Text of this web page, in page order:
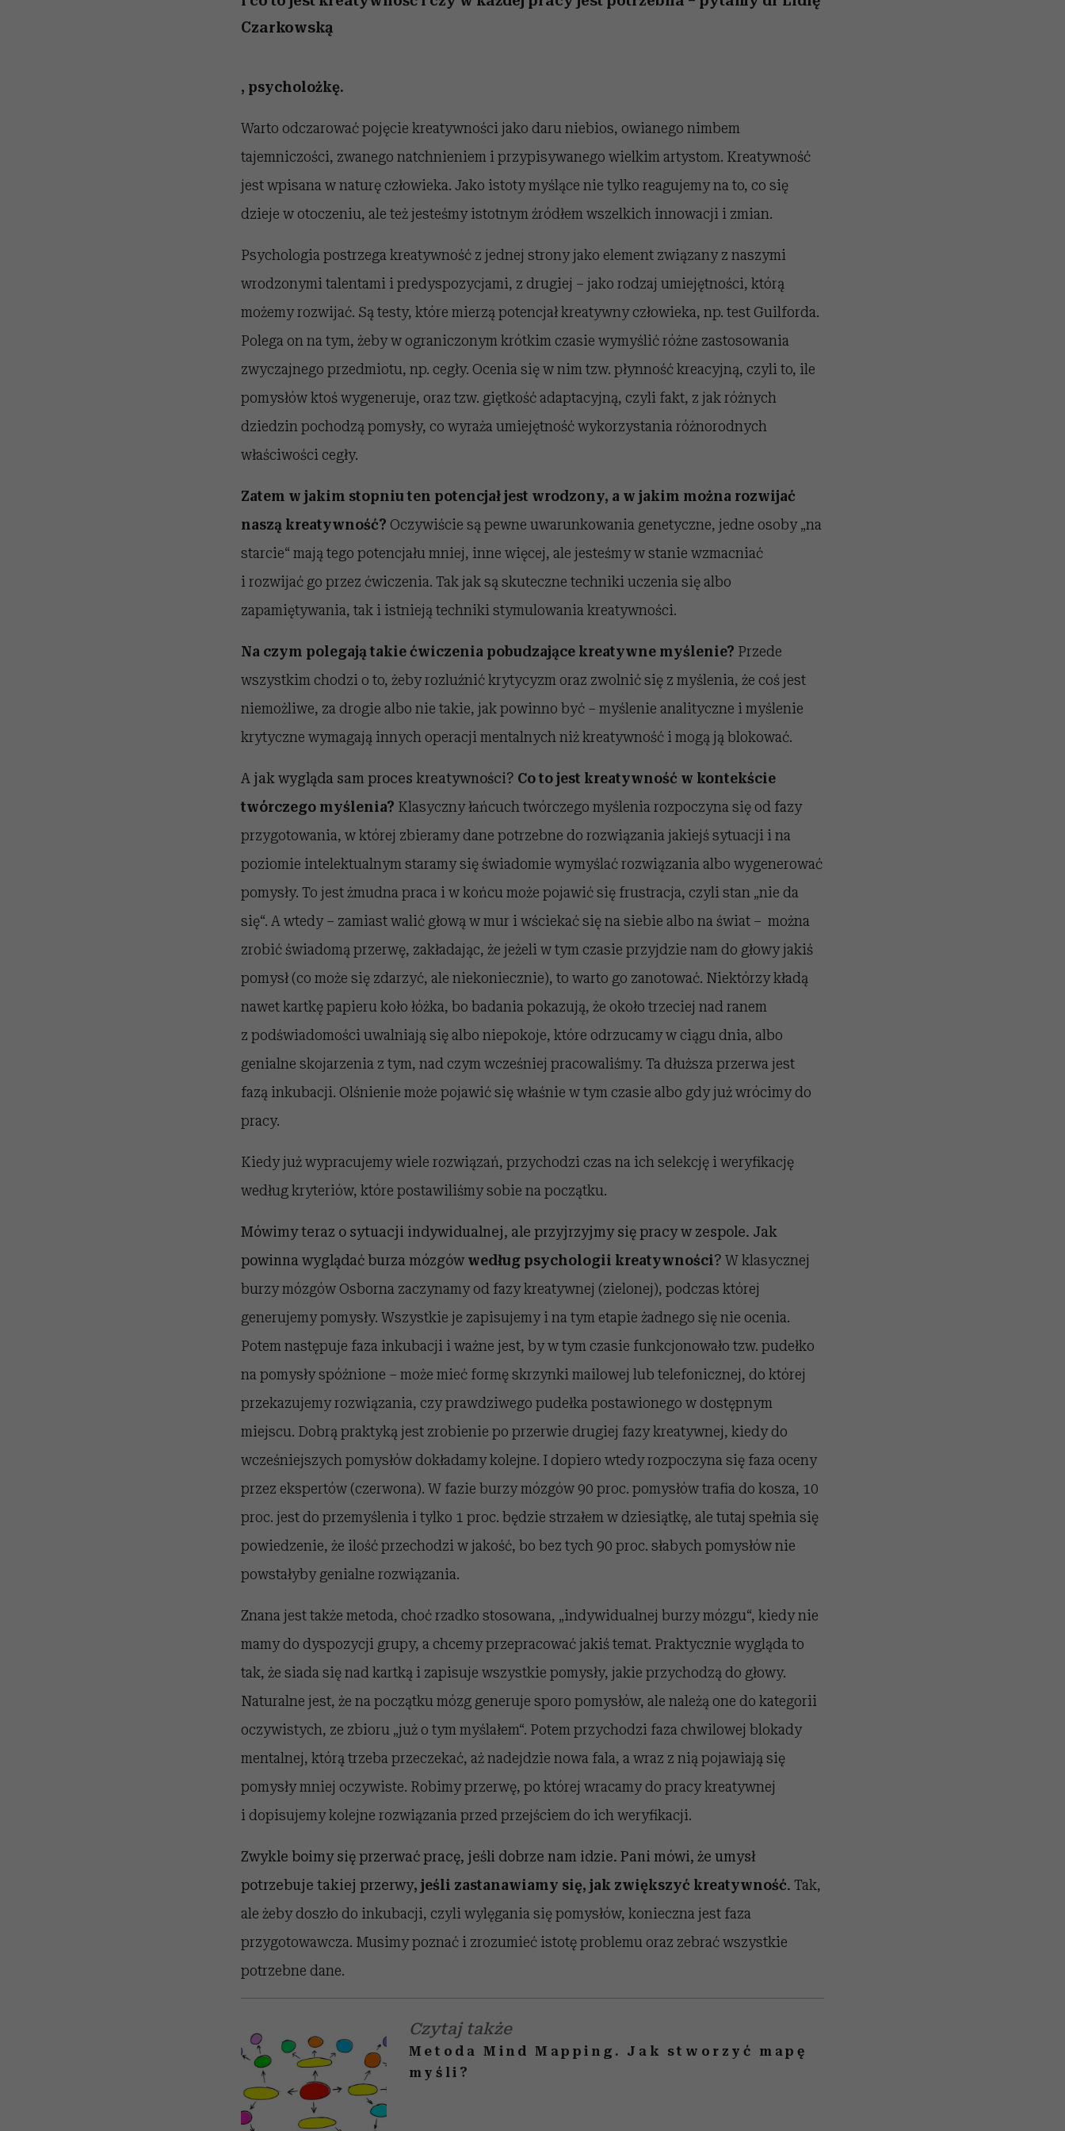
Czarkowską
, psycholożkę.
Warto odczarować pojęcie kreatywności jako daru niebios, owianego nimbem
tajemniczości, zwanego natchnieniem i przypisywanego wielkim artystom. Kreatywność
jest wpisana w naturę człowieka. Jako istoty myślące nie tylko reagujemy na to, co się
dzieje w otoczeniu, ale też jesteśmy istotnym źródłem wszelkich innowacji i zmian.
Psychologia postrzega kreatywność z jednej strony jako element związany z naszymi
wrodzonymi talentami i predyspozycjami, z drugiej – jako rodzaj umiejętności, którą
możemy rozwijać. Są testy, które mierzą potencjał kreatywny człowieka, np. test Guilforda.
Polega on na tym, żeby w ograniczonym krótkim czasie wymyślić różne zastosowania
zwyczajnego przedmiotu, np. cegły. Ocenia się w nim tzw. płynność kreacyjną, czyli to, ile
pomysłów ktoś wygeneruje, oraz tzw. giętkość adaptacyjną, czyli fakt, z jak różnych
dziedzin pochodzą pomysły, co wyraża umiejętność wykorzystania różnorodnych
właściwości cegły.
Zatem w jakim stopniu ten potencjał jest wrodzony, a w jakim można rozwijać
naszą kreatywność? Oczywiście są pewne uwarunkowania genetyczne, jedne osoby „na
starcie“ mają tego potencjału mniej, inne więcej, ale jesteśmy w stanie wzmacniać
i rozwijać go przez ćwiczenia. Tak jak są skuteczne techniki uczenia się albo
zapamiętywania, tak i istnieją techniki stymulowania kreatywności.
Na czym polegają takie ćwiczenia pobudzające kreatywne myślenie? Przede
wszystkim chodzi o to, żeby rozluźnić krytycyzm oraz zwolnić się z myślenia, że coś jest
niemożliwe, za drogie albo nie takie, jak powinno być – myślenie analityczne i myślenie
krytyczne wymagają innych operacji mentalnych niż kreatywność i mogą ją blokować.
A jak wygląda sam proces kreatywności? Co to jest kreatywność w kontekście
twórczego myślenia? Klasyczny łańcuch twórczego myślenia rozpoczyna się od fazy
przygotowania, w której zbieramy dane potrzebne do rozwiązania jakiejś sytuacji i na
poziomie intelektualnym staramy się świadomie wymyślać rozwiązania albo wygenerować
pomysły. To jest żmudna praca i w końcu może pojawić się frustracja, czyli stan „nie da
się“. A wtedy – zamiast walić głową w mur i wściekać się na siebie albo na świat – można
zrobić świadomą przerwę, zakładając, że jeżeli w tym czasie przyjdzie nam do głowy jakiś
pomysł (co może się zdarzyć, ale niekoniecznie), to warto go zanotować. Niektórzy kładą
nawet kartkę papieru koło łóżka, bo badania pokazują, że około trzeciej nad ranem
z podświadomości uwalniają się albo niepokoje, które odrzucamy w ciągu dnia, albo
genialne skojarzenia z tym, nad czym wcześniej pracowaliśmy. Ta dłuższa przerwa jest
fazą inkubacji. Olśnienie może pojawić się właśnie w tym czasie albo gdy już wrócimy do
pracy.
Kiedy już wypracujemy wiele rozwiązań, przychodzi czas na ich selekcję i weryfikację
według kryteriów, które postawiliśmy sobie na początku.
Mówimy teraz o sytuacji indywidualnej, ale przyjrzyjmy się pracy w zespole. Jak
powinna wyglądać burza mózgów według psychologii kreatywności? W klasycznej
burzy mózgów Osborna zaczynamy od fazy kreatywnej (zielonej), podczas której
generujemy pomysły. Wszystkie je zapisujemy i na tym etapie żadnego się nie ocenia.
Potem następuje faza inkubacji i ważne jest, by w tym czasie funkcjonowało tzw. pudełko
na pomysły spóźnione – może mieć formę skrzynki mailowej lub telefonicznej, do której
przekazujemy rozwiązania, czy prawdziwego pudełka postawionego w dostępnym
miejscu. Dobrą praktyką jest zrobienie po przerwie drugiej fazy kreatywnej, kiedy do
wcześniejszych pomysłów dokładamy kolejne. I dopiero wtedy rozpoczyna się faza oceny
przez ekspertów (czerwona). W fazie burzy mózgów 90 proc. pomysłów trafia do kosza, 10
proc. jest do przemyślenia i tylko 1 proc. będzie strzałem w dziesiątkę, ale tutaj spełnia się
powiedzenie, że ilość przechodzi w jakość, bo bez tych 90 proc. słabych pomysłów nie
powstałyby genialne rozwiązania.
Znana jest także metoda, choć rzadko stosowana, „indywidualnej burzy mózgu“, kiedy nie
mamy do dyspozycji grupy, a chcemy przepracować jakiś temat. Praktycznie wygląda to
tak, że siada się nad kartką i zapisuje wszystkie pomysły, jakie przychodzą do głowy.
Naturalne jest, że na początku mózg generuje sporo pomysłów, ale należą one do kategorii
oczywistych, ze zbioru „już o tym myślałem“. Potem przychodzi faza chwilowej blokady
mentalnej, którą trzeba przeczekać, aż nadejdzie nowa fala, a wraz z nią pojawiają się
pomysły mniej oczywiste. Robimy przerwę, po której wracamy do pracy kreatywnej
i dopisujemy kolejne rozwiązania przed przejściem do ich weryfikacji.
Zwykle boimy się przerwać pracę, jeśli dobrze nam idzie. Pani mówi, że umysł
potrzebuje takiej przerwy, jeśli zastanawiamy się, jak zwiększyć kreatywność. Tak,
ale żeby doszło do inkubacji, czyli wylęgania się pomysłów, konieczna jest faza
przygotowawcza. Musimy poznać i zrozumieć istotę problemu oraz zebrać wszystkie
potrzebne dane.
Czytaj także
Metoda Mind Mapping. Jak stworzyć mapę
myśli?